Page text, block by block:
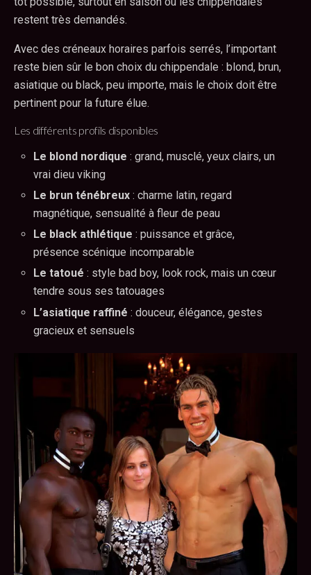
restent très demandés.
Avec des créneaux horaires parfois serrés, l’important
reste bien sûr le bon choix du chippendale : blond, brun,
asiatique ou black, peu importe, mais le choix doit être
pertinent pour la future élue.
Les différents profils disponibles
Le blond nordique : grand, musclé, yeux clairs, un
vrai dieu viking
Le brun ténébreux : charme latin, regard
magnétique, sensualité à fleur de peau
Le black athlétique : puissance et grâce,
présence scénique incomparable
Le tatoué : style bad boy, look rock, mais un cœur
tendre sous ses tatouages
L’asiatique raffiné : douceur, élégance, gestes
gracieux et sensuels